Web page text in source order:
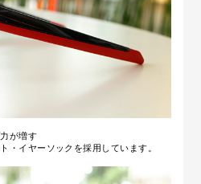
が増す
・イヤーソックを採用しています。